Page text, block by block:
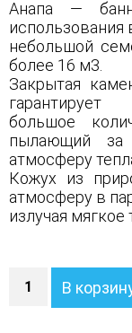
Анапа —
использования
небольшой
более 16 м3.
Закрытая
гарантирует
большое
пылающий за
атмосферу
Кожух из
атмосферу в
излучая мягкое
Печь
Анапа
В